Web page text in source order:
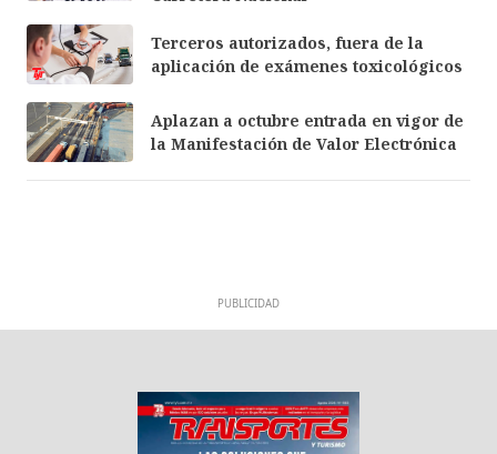
Terceros autorizados, fuera de la
aplicación de exámenes toxicológicos
Aplazan a octubre entrada en vigor de
la Manifestación de Valor Electrónica
PUBLICIDAD